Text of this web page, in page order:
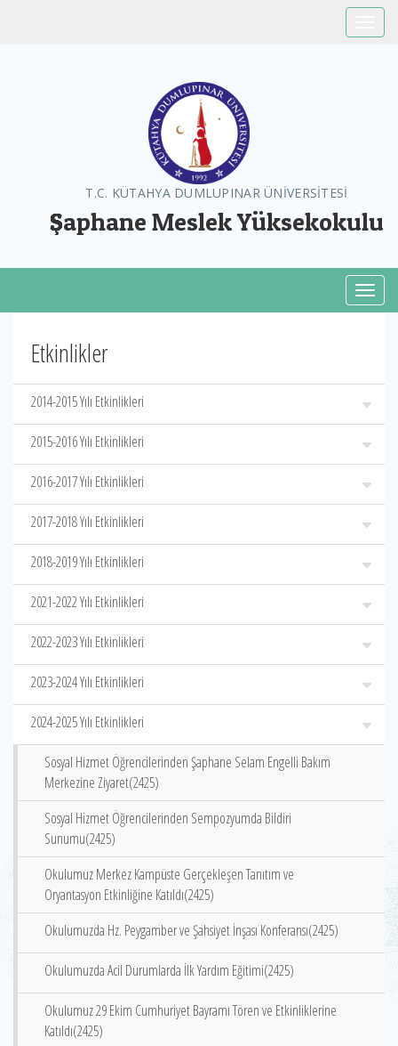
T.C. KÜTAHYA DUMLUPINAR ÜNİVERSİTESİ
Şaphane Meslek Yüksekokulu
Etkinlikler
2014-2015 Yılı Etkinlikleri
2015-2016 Yılı Etkinlikleri
2016-2017 Yılı Etkinlikleri
2017-2018 Yılı Etkinlikleri
2018-2019 Yılı Etkinlikleri
2021-2022 Yılı Etkinlikleri
2022-2023 Yılı Etkinlikleri
2023-2024 Yılı Etkinlikleri
2024-2025 Yılı Etkinlikleri
Sosyal Hizmet Öğrencilerinden Şaphane Selam Engelli Bakım
Merkezine Ziyaret(2425)
Sosyal Hizmet Öğrencilerinden Sempozyumda Bildiri
Sunumu(2425)
Okulumuz Merkez Kampüste Gerçekleşen Tanıtım ve
Oryantasyon Etkinliğine Katıldı(2425)
Okulumuzda Hz. Peygamber ve Şahsiyet İnşası Konferansı(2425)
Okulumuzda Acil Durumlarda İlk Yardım Eğitimi(2425)
Okulumuz 29 Ekim Cumhuriyet Bayramı Tören ve Etkinliklerine
Katıldı(2425)